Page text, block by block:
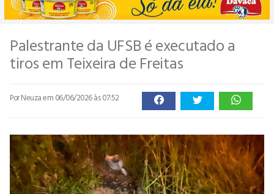
Palestrante da UFSB é executado a
tiros em Teixeira de Freitas
Por Neuzaem 06/06/2026 às 07:52